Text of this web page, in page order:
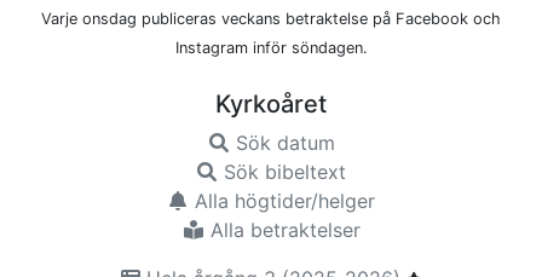
Varje onsdag publiceras veckans betraktelse på Facebook och
Instagram inför söndagen.
Kyrkoåret
Sök datum
Sök bibeltext
Alla högtider/helger
Alla betraktelser